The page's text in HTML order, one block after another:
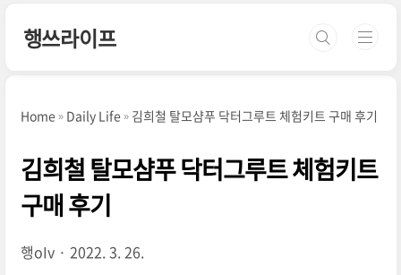
행쓰라이프
Home Daily Life 김희철 탈모샴푸 닥터그루트 체험키트 구매 후기
김희철 탈모샴푸 닥터그루트 체험키트
구매 후기
행oIv 2022. 3. 26.